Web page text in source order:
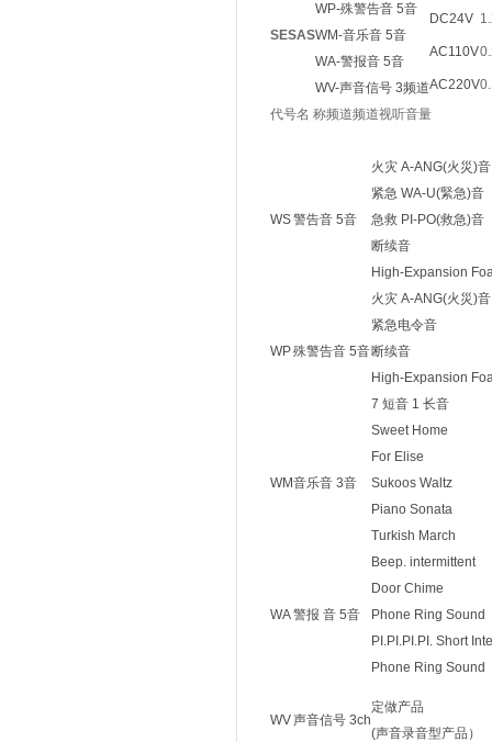
SESAS
WP-殊警告音 5音
WM-音乐音 5音
WA-警报音 5音
WV-声音信号 3频道
DC24V
AC110V
AC220V
代号名 称频道频道视听音量
WS警告音 5音
火灾 A-ANG(火災)音
紧急 WA-U(緊急)音
急救 PI-PO(救急)音
断续音
High-Expansion
WP殊警告音 5音
火灾 A-ANG(火災)音
紧急电令音
断续音
High-Expansion
7 短音 1 长音
WM音乐音 3音
Sweet Home
For Elise
Sukoos Waltz
Piano Sonata
Turkish March
WA警报 音 5音
Beep. intermittent
Door Chime
Phone Ring Sound
PI.PI.PI.PI. Short
Phone Ring Sound
WV声音信号 3ch
定做产品
(声音录音型产品）